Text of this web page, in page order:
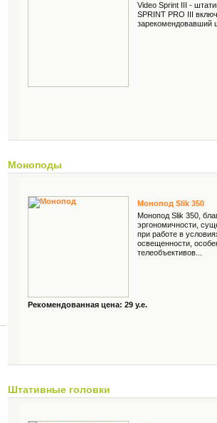
Video Sprint III -
SPRINT PRO III
зарекомендовавший
Моноподы
Монопод Slik 350
Монопод Slik 350,
эргономичности,
при работе в
освещенности,
телеобъективов...
Рекомендованная цена: 29 у.е.
Штативные головки